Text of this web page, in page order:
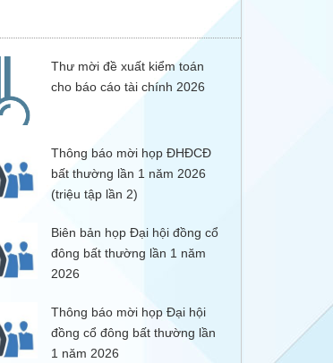
Thư mời đề xuất kiểm toán
cho báo cáo tài chính 2026
Thông báo mời họp ĐHĐCĐ
bất thường lần 1 năm 2026
(triệu tập lần 2)
Biên bản họp Đại hội đồng cổ
đông bất thường lần 1 năm
2026
Thông báo mời họp Đại hội
đồng cổ đông bất thường lần
1 năm 2026